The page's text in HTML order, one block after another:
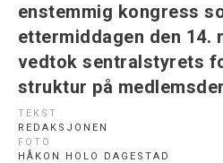
enstemmig kongress
ettermiddagen den 14.
vedtok sentralstyrets
struktur på
TEKST
REDAKSJONEN
FOTO
HÅKON HOLO DAGESTAD